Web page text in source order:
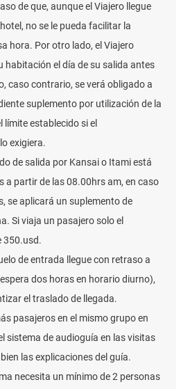
de que, aunque el Viajero llegue
no se le pueda facilitar la
hora. Por otro lado, el Viajero
habitación el día de su salida antes
caso contrario, se verá obligado a
suplemento por utilización de la
establecido si el
exigiera.
de salida por Kansai o Itami está
a partir de las 08.00hrs am, en caso
se aplicará un suplemento de
Si viaja un pasajero solo el
350.usd.
de entrada llegue con retraso a
dos horas en horario diurno),
el traslado de llegada.
pasajeros en el mismo grupo en
sistema de audioguía en las visitas
las explicaciones del guía.
necesita un mínimo de 2 personas